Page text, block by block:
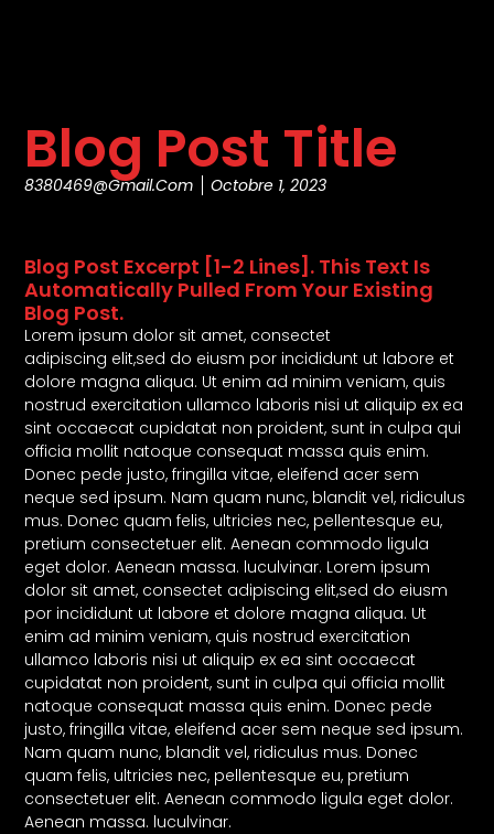
Blog Post Title
8380469@gmail.com Octobre 1, 2023
Blog Post Excerpt [1-2 Lines]. This Text Is
Automatically Pulled From Your Existing
Blog Post.
Lorem ipsum dolor sit amet, consectet
adipiscing elit,sed do eiusm por incididunt ut labore et
dolore magna aliqua. Ut enim ad minim veniam, quis
nostrud exercitation ullamco laboris nisi ut aliquip ex ea
sint occaecat cupidatat non proident, sunt in culpa qui
officia mollit natoque consequat massa quis enim.
Donec pede justo, fringilla vitae, eleifend acer sem
neque sed ipsum. Nam quam nunc, blandit vel, ridiculus
mus. Donec quam felis, ultricies nec, pellentesque eu,
pretium consectetuer elit. Aenean commodo ligula
eget dolor. Aenean massa. luculvinar. Lorem ipsum
dolor sit amet, consectet adipiscing elit,sed do eiusm
por incididunt ut labore et dolore magna aliqua. Ut
enim ad minim veniam, quis nostrud exercitation
ullamco laboris nisi ut aliquip ex ea sint occaecat
cupidatat non proident, sunt in culpa qui officia mollit
natoque consequat massa quis enim. Donec pede
justo, fringilla vitae, eleifend acer sem neque sed ipsum.
Nam quam nunc, blandit vel, ridiculus mus. Donec
quam felis, ultricies nec, pellentesque eu, pretium
consectetuer elit. Aenean commodo ligula eget dolor.
Aenean massa. luculvinar.